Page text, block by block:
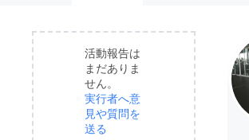
活動報告は
まだありま
せん。
実行者へ意
見や質問を
送る